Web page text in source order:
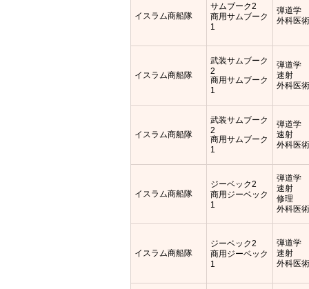
イスラム商船隊
サムブーク2
商用サムブーク
1
弾道学
外科医
イスラム商船隊
武装サムブーク
2
商用サムブーク
1
弾道学
速射
外科医
イスラム商船隊
武装サムブーク
2
商用サムブーク
1
弾道学
速射
外科医
イスラム商船隊
ジーベック2
商用ジーベック
1
弾道学
速射
修理
外科医
イスラム商船隊
ジーベック2
商用ジーベック
1
弾道学
速射
外科医